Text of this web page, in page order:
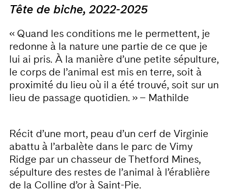
Tête de biche, 2022-2025
« Quand les conditions me le permettent, je
redonne à la nature une partie de ce que je
lui ai pris. À la manière d’une petite sépulture,
le corps de l’animal est mis en terre, soit à
proximité du lieu où il a été trouvé, soit sur un
lieu de passage quotidien. » – Mathilde
Récit d’une mort, peau d’un cerf de Virginie
abattu à l’arbalète dans le parc de Vimy
Ridge par un chasseur de Thetford Mines,
sépulture des restes de l’animal à l’érablière
de la Colline d’or à Saint-Pie.